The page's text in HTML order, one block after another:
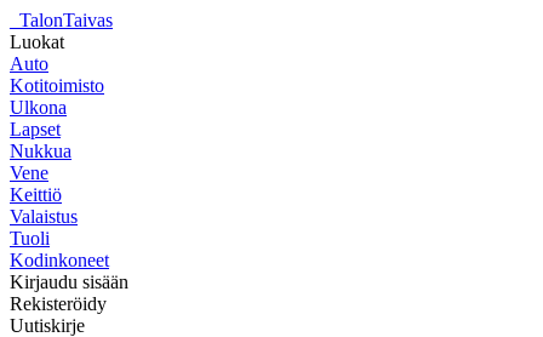
TalonTaivas
Luokat
Auto
Kotitoimisto
Ulkona
Lapset
Nukkua
Vene
Keittiö
Valaistus
Tuoli
Kodinkoneet
Kirjaudu sisään
Rekisteröidy
Uutiskirje